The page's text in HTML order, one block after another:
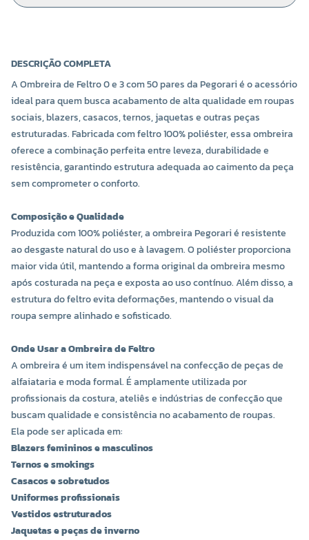
DESCRIÇÃO COMPLETA
A Ombreira de Feltro 0 e 3 com 50 pares da Pegorari é o acessório
ideal para quem busca acabamento de alta qualidade em roupas
sociais, blazers, casacos, ternos, jaquetas e outras peças
estruturadas. Fabricada com feltro 100% poliéster, essa ombreira
oferece a combinação perfeita entre leveza, durabilidade e
resistência, garantindo estrutura adequada ao caimento da peça
sem comprometer o conforto.
Composição e Qualidade
Produzida com 100% poliéster, a ombreira Pegorari é resistente
ao desgaste natural do uso e à lavagem. O poliéster proporciona
maior vida útil, mantendo a forma original da ombreira mesmo
após costurada na peça e exposta ao uso contínuo. Além disso, a
estrutura do feltro evita deformações, mantendo o visual da
roupa sempre alinhado e sofisticado.
Onde Usar a Ombreira de Feltro
A ombreira é um item indispensável na confecção de peças de
alfaiataria e moda formal. É amplamente utilizada por
profissionais da costura, ateliês e indústrias de confecção que
buscam qualidade e consistência no acabamento de roupas.
Ela pode ser aplicada em:
Blazers femininos e masculinos
Ternos e smokings
Casacos e sobretudos
Uniformes profissionais
Vestidos estruturados
Jaquetas e peças de inverno